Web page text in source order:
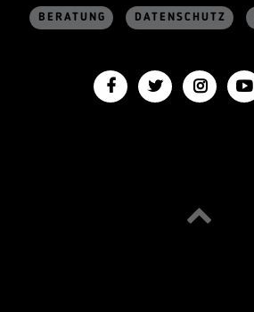
BERATUNG DATENSCHUTZ